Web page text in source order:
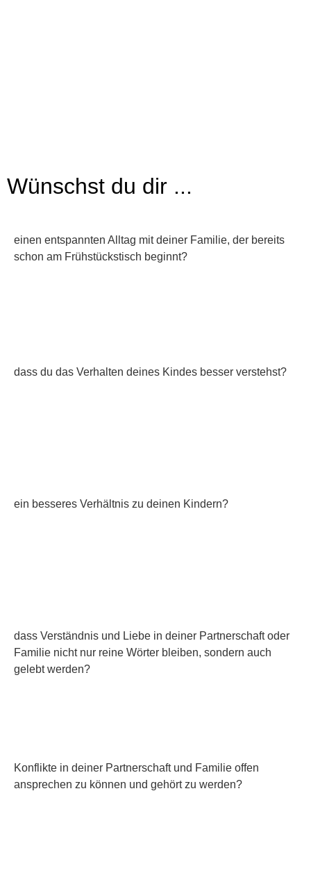
Wünschst du dir ...
einen entspannten Alltag mit deiner Familie, der bereits
schon am Frühstückstisch beginnt?
dass du das Verhalten deines Kindes besser verstehst?
ein besseres Verhältnis zu deinen Kindern?
dass Verständnis und Liebe in deiner Partnerschaft oder
Familie nicht nur reine Wörter bleiben, sondern auch
gelebt werden?
Konflikte in deiner Partnerschaft und Familie offen
ansprechen zu können und gehört zu werden?